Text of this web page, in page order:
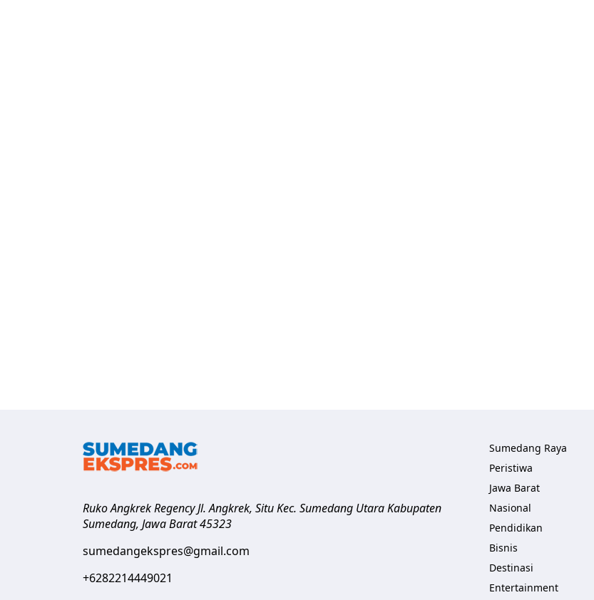
Ruko Angkrek Regency Jl. Angkrek, Situ Kec. Sumedang UtaraKabupaten
Sumedang, Jawa Barat45323
sumedangekspres@gmail.com
+6282214449021
Sumedang Raya
Peristiwa
Jawa Barat
Nasional
Pendidikan
Bisnis
Destinasi
Entertainment